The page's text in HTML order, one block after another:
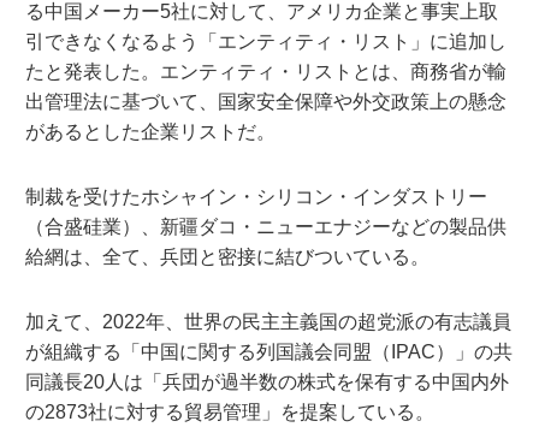
る中国メーカー5社に対して、アメリカ企業と事実上取
引できなくなるよう「エンティティ・リスト」に追加し
たと発表した。エンティティ・リストとは、商務省が輸
出管理法に基づいて、国家安全保障や外交政策上の懸念
があるとした企業リストだ。
制裁を受けたホシャイン・シリコン・インダストリー
（合盛硅業）、新疆ダコ・ニューエナジーなどの製品供
給網は、全て、兵団と密接に結びついている。
加えて、2022年、世界の民主主義国の超党派の有志議員
が組織する「中国に関する列国議会同盟（IPAC）」の共
同議長20人は「兵団が過半数の株式を保有する中国内外
の2873社に対する貿易管理」を提案している。